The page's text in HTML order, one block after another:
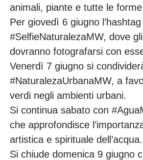
animali, piante e tutte le
Per giovedì 6 giugno
#SelfieNaturalezaMW, dove
dovranno fotografarsi con
Venerdì 7 giugno si
#NaturalezaUrbanaMW, a
verdi negli ambienti urbani.
Si continua sabato con
che approfondisce
artistica e spirituale dell’acqua.
Si chiude domenica 9 giugno